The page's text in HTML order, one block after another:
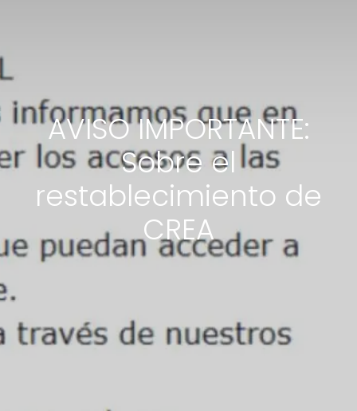
AVISO IMPORTANTE:
Sobre el
restablecimiento de
CREA